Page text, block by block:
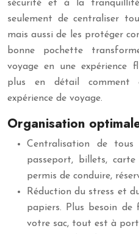
sécurité et à la
seulement de centraliser
mais aussi de les protéger
bonne pochette
voyage en une expérience
plus en détail comment
expérience de voyage.
Organisation
Centralisation de tous
passeport, billets, carte
permis de conduire,
Réduction du stress et
papiers. Plus besoin de
votre sac, tout est à